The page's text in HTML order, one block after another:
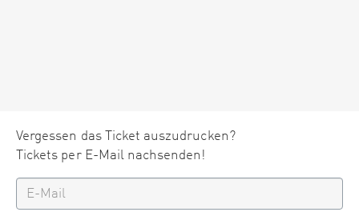
Vergessen das Ticket auszudrucken?
Tickets per E-Mail nachsenden!